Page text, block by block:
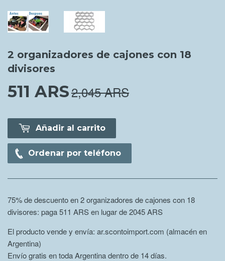
2 organizadores de cajones con 18
divisores
511 ARS511.00 ARS
2,045 ARS
Añadir al carrito
Ordenar por teléfono
75% de descuento en 2 organizadores de cajones con 18
divisores: paga 511 ARS en lugar de 2045 ARS
El producto vende y envía: ar.scontoimport.com (almacén en
Argentina)
Envío gratis en toda Argentina dentro de 14 días.